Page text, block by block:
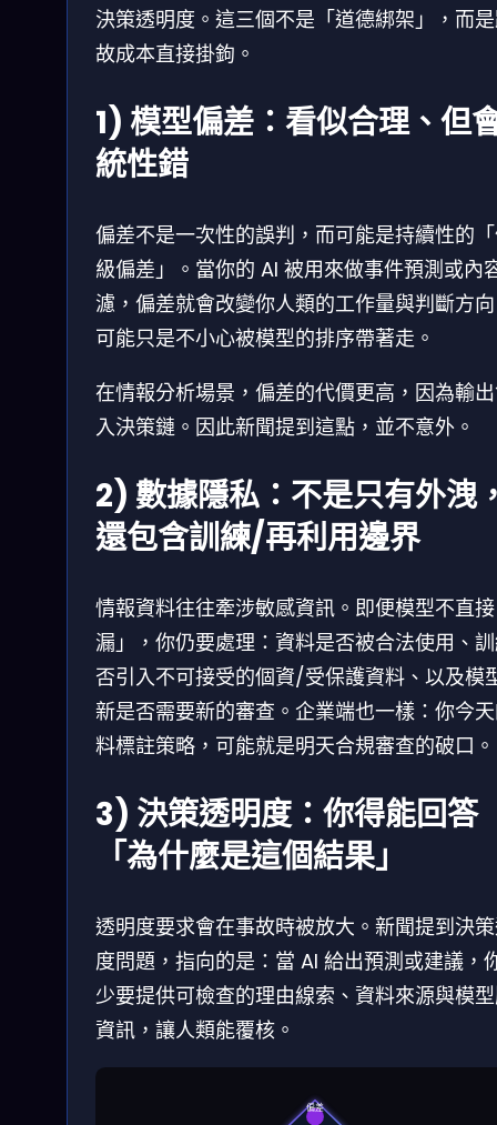
決策透明度。這三個不是「道德綁架」，而
故成本直接掛鉤。
1) 模型偏差：看似合理、但
統性錯
偏差不是一次性的誤判，而可能是持續性的
級偏差」。當你的 AI 被用來做事件預測或內
濾，偏差就會改變你人類的工作量與判斷方
可能只是不小心被模型的排序帶著走。
在情報分析場景，偏差的代價更高，因為輸
入決策鏈。因此新聞提到這點，並不意外。
2) 數據隱私：不是只有外洩
還包含訓練/再利用邊界
情報資料往往牽涉敏感資訊。即便模型不直
漏」，你仍要處理：資料是否被合法使用、
否引入不可接受的個資/受保護資料、以及模
新是否需要新的審查。企業端也一樣：你今
料標註策略，可能就是明天合規審查的破口。
3) 決策透明度：你得能回答
「為什麼是這個結果」
透明度要求會在事故時被放大。新聞提到決
度問題，指向的是：當 AI 給出預測或建議，
少要提供可檢查的理由線索、資料來源與模
資訊，讓人類能覆核。
偏差